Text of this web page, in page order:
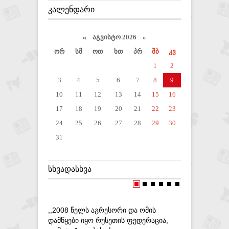
ᲙᲐᲚᲔᲜᲓᲐᲠᲘ
« აგვისტო 2026 »
ორ
სმ ოთ ხთ პრ შბ
კვ
1
2
3
4 5 6 7 8
9
10
11 12 13 14 15
16
17
18 19 20 21 22
23
24
25 26 27 28 29
30
31
ᲡᲮᲕᲐᲓᲐᲡᲮᲕᲐ
,,2008 ᲬᲔᲚᲡ ᲐᲒᲠᲔᲡᲝᲠᲘ ᲓᲐ ᲝᲛᲘᲡ
ᲓᲐᲛᲬᲧᲔᲑᲘ ᲘᲧᲝ ᲠᲣᲡᲔᲗᲘᲡ ᲤᲔᲓᲔᲠᲐᲪᲘᲐ,